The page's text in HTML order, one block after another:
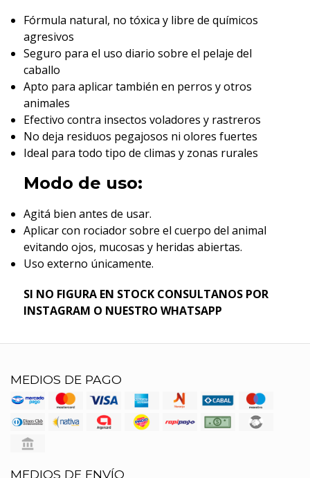
Fórmula natural, no tóxica y libre de químicos
agresivos
Seguro para el uso diario sobre el pelaje del
caballo
Apto para aplicar también en perros y otros
animales
Efectivo contra insectos voladores y rastreros
No deja residuos pegajosos ni olores fuertes
Ideal para todo tipo de climas y zonas rurales
Modo de uso:
Agitá bien antes de usar.
Aplicar con rociador sobre el cuerpo del animal
evitando ojos, mucosas y heridas abiertas.
Uso externo únicamente.
SI NO FIGURA EN STOCK CONSULTANOS POR
INSTAGRAM O NUESTRO WHATSAPP
MEDIOS DE PAGO
MEDIOS DE ENVÍO